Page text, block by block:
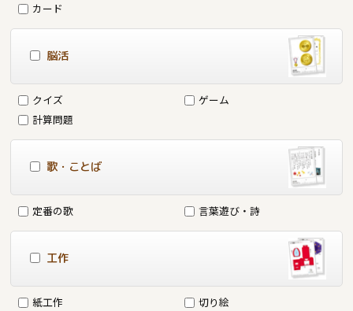
カード
脳活
クイズ
ゲーム
計算問題
歌・ことば
定番の歌 言葉遊び・詩
工作
紙工作 切り絵